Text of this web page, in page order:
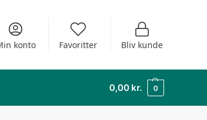
konto Favoritter Bliv kunde
0,00 kr. 0